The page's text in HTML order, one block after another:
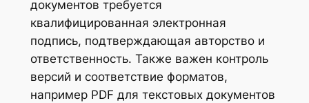
документов требуется
квалифицированная электронная
подпись, подтверждающая авторство и
ответственность. Также важен контроль
версий и соответствие форматов,
например PDF для текстовых документов